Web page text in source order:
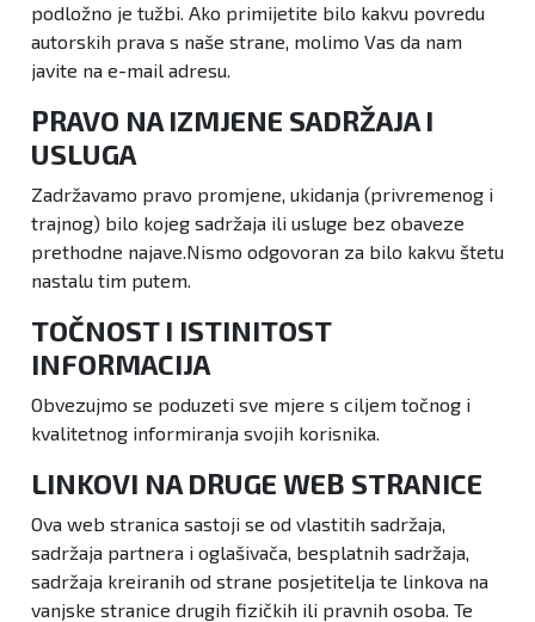
podložno je tužbi. Ako primijetite bilo kakvu povredu
autorskih prava s naše strane, molimo Vas da nam
javite na e-mail adresu.
PRAVO NA IZMJENE SADRŽAJA I
USLUGA
Zadržavamo pravo promjene, ukidanja (privremenog i
trajnog) bilo kojeg sadržaja ili usluge bez obaveze
prethodne najave.Nismo odgovoran za bilo kakvu štetu
nastalu tim putem.
TOČNOST I ISTINITOST
INFORMACIJA
Obvezujmo se poduzeti sve mjere s ciljem točnog i
kvalitetnog informiranja svojih korisnika.
LINKOVI NA DRUGE WEB STRANICE
Ova web stranica sastoji se od vlastitih sadržaja,
sadržaja partnera i oglašivača, besplatnih sadržaja,
sadržaja kreiranih od strane posjetitelja te linkova na
vanjske stranice drugih fizičkih ili pravnih osoba. Te